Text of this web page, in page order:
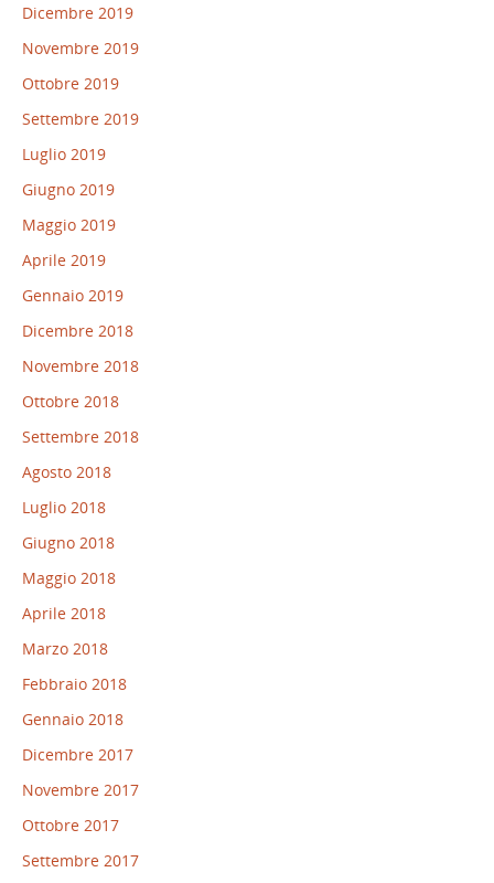
Dicembre 2019
Novembre 2019
Ottobre 2019
Settembre 2019
Luglio 2019
Giugno 2019
Maggio 2019
Aprile 2019
Gennaio 2019
Dicembre 2018
Novembre 2018
Ottobre 2018
Settembre 2018
Agosto 2018
Luglio 2018
Giugno 2018
Maggio 2018
Aprile 2018
Marzo 2018
Febbraio 2018
Gennaio 2018
Dicembre 2017
Novembre 2017
Ottobre 2017
Settembre 2017